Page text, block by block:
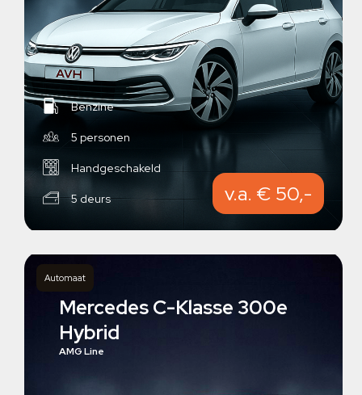
Benzine
5 personen
Handgeschakeld
5 deurs v.a. € 50,-
Automaat
Mercedes C-Klasse 300e
Hybrid
AMG Line